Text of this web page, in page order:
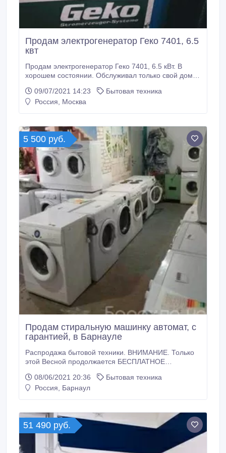
Продам электрогенератор Геко 7401, 6.5
квт
Продам электрогенератор Геко 7401, 6.5 кВт. В
хорошем состоянии. Обслуживал только свой дом,
Тел.: 89036268100. Ян..
09/07/2021 14:23
Бытовая техника
Россия, Москва
5 500 руб.
Продам стиральную машинку автомат, с
гарантией, в Барнауле
Распродажа бытовой техники. ВНИМАНИЕ. Только
этой Весной продолжается БЕСПЛАТНОЕ
ценами. Звоните за 40 мин. АКЦИЯ. ПО
ПРОМОКОДУ "АВИТО" СКИДКА 10 %. Продам
- Daewoo, - Electrolux, - Gorenje, - Haier, - Hansa, -
Hotpoint-Ariston, - Indezit, - LG, - Miele, - Samsung, -
Siemens, - Vestel, - Whirpool, - Zanussi, - многие
08/06/2021 20:36
Бытовая техника
Россия, Барнаул
51 490 руб.